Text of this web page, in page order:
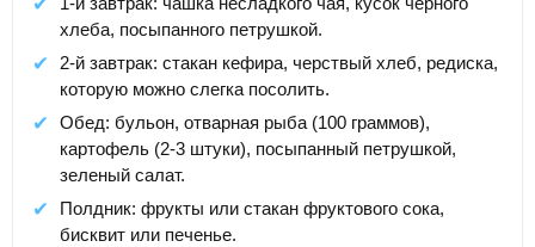
хлеба, посыпанного петрушкой.
2-й завтрак: стакан кефира, черствый хлеб, редиска,
которую можно слегка посолить.
Обед: бульон, отварная рыба (100 граммов),
картофель (2-3 штуки), посыпанный петрушкой,
зеленый салат.
Полдник: фрукты или стакан фруктового сока,
бисквит или печенье.